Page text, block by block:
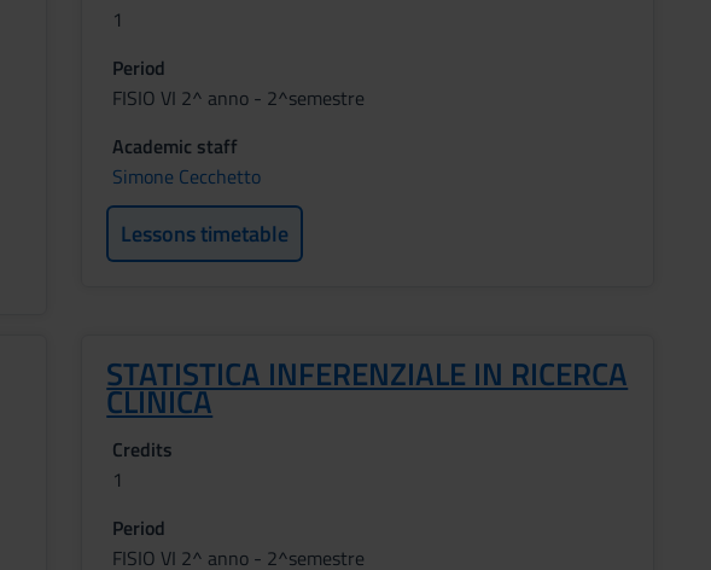
1
Period
FISIO VI 2^ anno - 2^semestre
Academic staff
Simone Cecchetto
Lessons timetable
STATISTICA INFERENZIALE IN RICERCA
CLINICA
Credits
1
Period
FISIO VI 2^ anno - 2^semestre